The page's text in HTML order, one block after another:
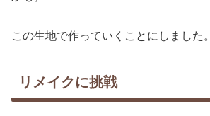
この生地で作っていくことにしました。
リメイクに挑戦